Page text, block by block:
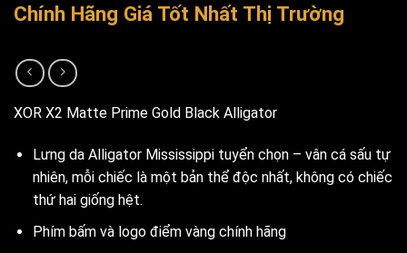
Chính Hãng Giá Tốt Nhất Thị Trường
XOR X2 Matte Prime Gold Black Alligator
Lưng da Alligator Mississippi tuyển chọn – vân cá sấu tự
nhiên, mỗi chiếc là một bản thể độc nhất, không có chiếc
thứ hai giống hệt.
Phím bấm và logo điểm vàng chính hãng